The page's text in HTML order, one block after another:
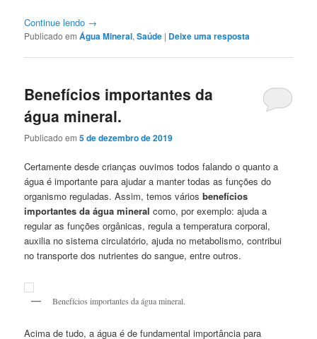
Continue lendo →
Publicado em Água Mineral,Saúde | Deixe uma resposta
Benefícios importantes da
água mineral.
Publicado em5 de dezembro de 2019
Certamente desde crianças ouvimos todos falando o quanto a
água é importante para ajudar a manter todas as funções do
organismo reguladas. Assim, temos váriosbenefícios
importantes da água mineral como, por exemplo: ajuda a
regular as funções orgânicas, regula a temperatura corporal,
auxilia no sistema circulatório, ajuda no metabolismo, contribui
no transporte dos nutrientes do sangue, entre outros.
Benefícios importantes da água mineral.
Acima de tudo, a água é de fundamental importância para